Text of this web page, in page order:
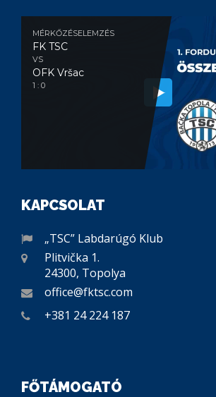
MÉRKŐZÉSELEMZÉS
FK TSC
VS
OFK Vršac
1 : 0
KAPCSOLAT
„TSC” Labdarúgó Klub
Plitvička 1.
24300, Topolya
office@fktsc.com
+381 24 224 187
FŐTÁMOGATÓ